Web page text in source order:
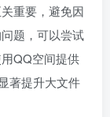
重要，避免因
题，可以尝试
QQ空间提供
著提升大文件